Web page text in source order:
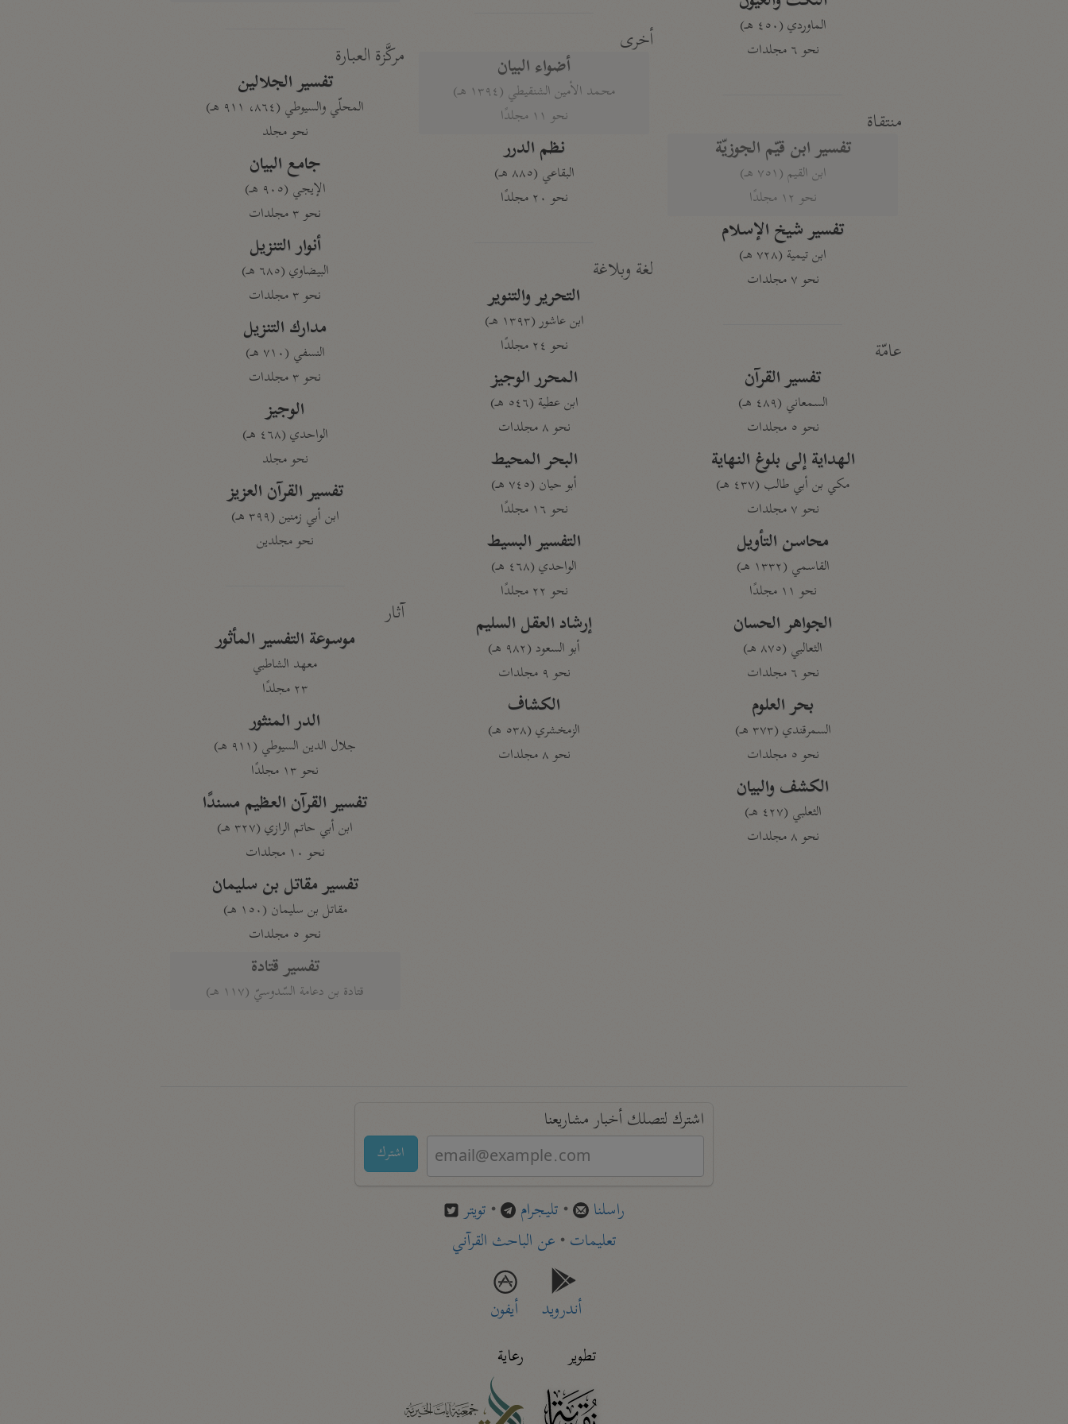
الماوردي (٤٥٠ هـ)
نحو ٦ مجلدات
منتقاة
تفسير ابن قيّم الجوزيّة
ابن القيم (٧٥١ هـ)
نحو ١٢ مجلدًا
تفسير شيخ الإسلام
ابن تيمية (٧٢٨ هـ)
نحو ٧ مجلدات
عامّة
تفسير القرآن
السمعاني (٤٨٩ هـ)
نحو ٥ مجلدات
الهداية إلى بلوغ النهاية
مكي بن أبي طالب (٤٣٧ هـ)
نحو ٧ مجلدات
محاسن التأويل
القاسمي (١٣٣٢ هـ)
نحو ١١ مجلدًا
الجواهر الحسان
الثعالبي (٨٧٥ هـ)
نحو ٦ مجلدات
بحر العلوم
السمرقندي (٣٧٣ هـ)
نحو ٥ مجلدات
الكشف والبيان
الثعلبي (٤٢٧ هـ)
نحو ٨ مجلدات
أخرى
أضواء البيان
محمد الأمين الشنقيطي (١٣٩٤ هـ)
نحو ١١ مجلدًا
نظم الدرر
البقاعي (٨٨٥ هـ)
نحو ٢٠ مجلدًا
لغة وبلاغة
التحرير والتنوير
ابن عاشور (١٣٩٣ هـ)
نحو ٢٤ مجلدًا
المحرر الوجيز
ابن عطية (٥٤٦ هـ)
نحو ٨ مجلدات
البحر المحيط
أبو حيان (٧٤٥ هـ)
نحو ١٦ مجلدًا
التفسير البسيط
الواحدي (٤٦٨ هـ)
نحو ٢٢ مجلدًا
إرشاد العقل السليم
أبو السعود (٩٨٢ هـ)
نحو ٩ مجلدات
الكشاف
الزمخشري (٥٣٨ هـ)
نحو ٨ مجلدات
مركَّزة العبارة
تفسير الجلالين
المحلّي والسيوطي (٨٦٤، ٩١١ هـ)
نحو مجلد
جامع البيان
الإيجي (٩٠٥ هـ)
نحو ٣ مجلدات
أنوار التنزيل
البيضاوي (٦٨٥ هـ)
نحو ٣ مجلدات
مدارك التنزيل
النسفي (٧١٠ هـ)
نحو ٣ مجلدات
الوجيز
الواحدي (٤٦٨ هـ)
نحو مجلد
تفسير القرآن العزيز
ابن أبي زمنين (٣٩٩ هـ)
نحو مجلدين
آثار
موسوعة التفسير المأثور
معهد الشاطبي
٢٣ مجلدًا
الدر المنثور
جلال الدين السيوطي (٩١١ هـ)
نحو ١٣ مجلدًا
تفسير القرآن العظيم مسندًا
ابن أبي حاتم الرازي (٣٢٧ هـ)
نحو ١٠ مجلدات
تفسير مقاتل بن سليمان
مقاتل بن سليمان (١٥٠ هـ)
نحو ٥ مجلدات
تفسير قتادة
قتادة بن دعامة السّدوسيّ (١١٧ هـ)
اشترك لتصلك أخبار مشاريعنا
اشترك
راسلنا • تليجرام • تويتر
تعليمات• عن الباحث القرآني
أندرويد
أيفون
تطوير
رعاية